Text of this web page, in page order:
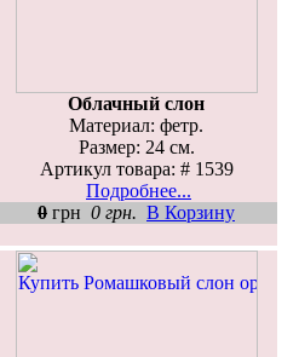
Облачный слон
Материал: фетр.
Размер: 24 см.
Артикул товара: # 1539
Подробнее...
0 грн 0 грн. В Корзину